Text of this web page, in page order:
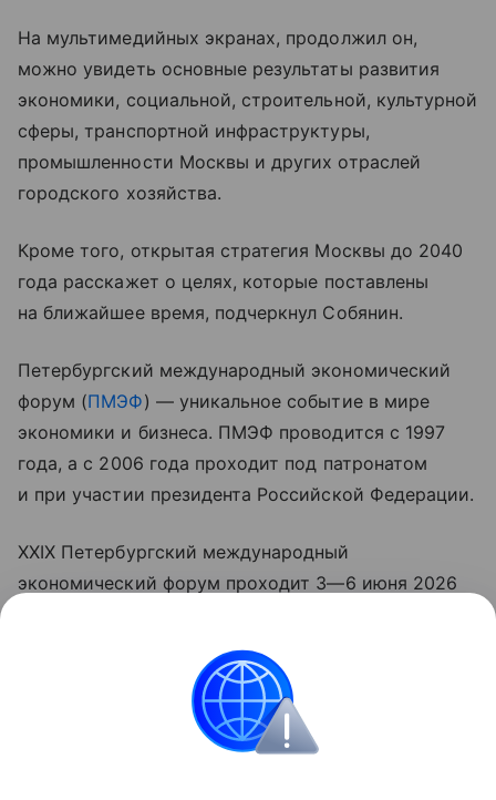
На мультимедийных экранах, продолжил он,
можно увидеть основные результаты развития
экономики, социальной, строительной, культурной
сферы, транспортной инфраструктуры,
промышленности Москвы и других отраслей
городского хозяйства.
Кроме того, открытая стратегия Москвы до 2040
года расскажет о целях, которые поставлены
на ближайшее время, подчеркнул Собянин.
Петербургский международный экономический
форум (ПМЭФ) — уникальное событие в мире
экономики и бизнеса. ПМЭФ проводится с 1997
года, а с 2006 года проходит под патронатом
и при участии президента Российской Федерации.
XXIX Петербургский международный
экономический форум проходит 3—6 июня 2026
«Данная информация носит исключительно
информационный (ознакомительный) характер и
не является индивидуальной инвестиционной